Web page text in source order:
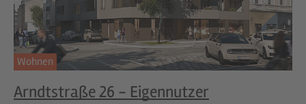
Wohnen
Arndtstraße 26 - Eigennutzer